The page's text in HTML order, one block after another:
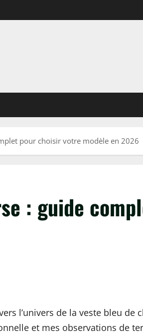
pour choisir votre modèle en 2026
: guide
l’univers de la veste bleu
et mes observations de